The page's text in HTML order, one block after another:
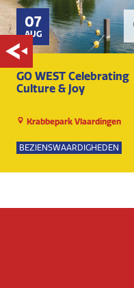
07
AUG
GO WEST Celebrating
Culture & Joy
Krabbepark Vlaardingen
BEZIENSWAARDIGHEDEN